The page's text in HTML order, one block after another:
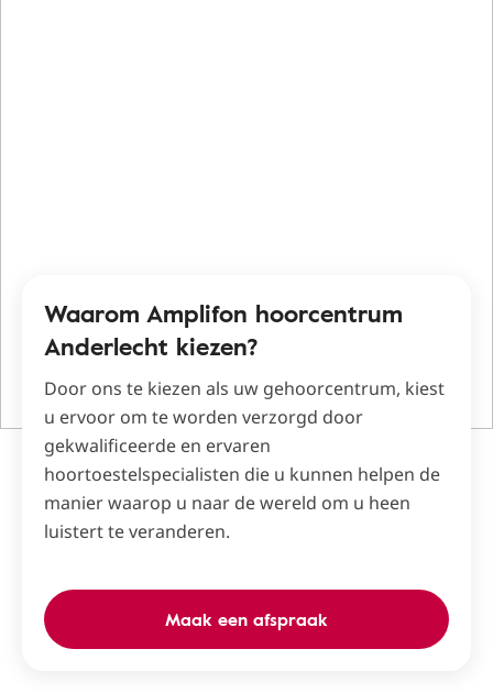
Waarom Amplifon hoorcentrum
Anderlecht kiezen?
Door ons te kiezen als uw gehoorcentrum, kiest
u ervoor om te worden verzorgd door
gekwalificeerde en ervaren
hoortoestelspecialisten die u kunnen helpen de
manier waarop u naar de wereld om u heen
luistert te veranderen.
Maak een afspraak